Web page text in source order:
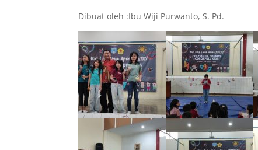
Dibuat oleh :Ibu Wiji Purwanto, S. Pd.